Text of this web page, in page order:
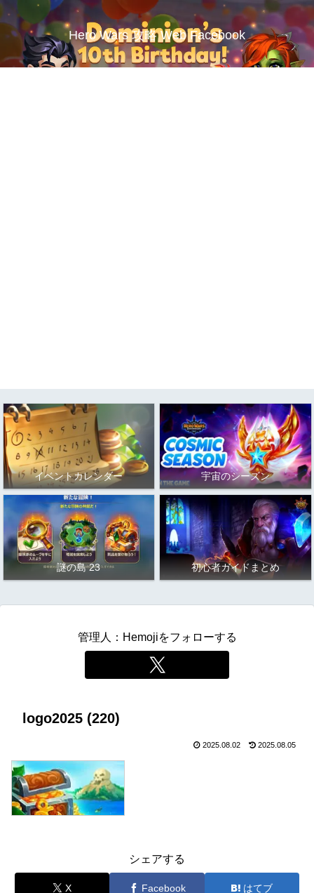
Hero Wars 攻略 Web Facebook
イベントカレンダー 宇宙のシーズン
謎の島 23 初心者ガイドまとめ
管理人：Hemojiをフォローする
logo2025 (220)
2025.08.02 2025.08.05
シェアする
X Facebook はてブ